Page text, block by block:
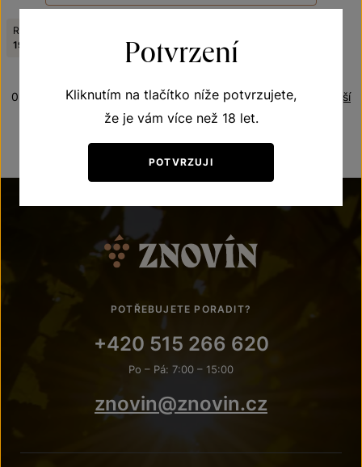
Ročník:
1998
Nejnovější
Řazení:
0 produktů
POTŘEBUJETE PORADIT?
+420 515 266 620
Po – Pá: 7:00 – 15:00
znovin@znovin.cz
Potvrzení
Kliknutím na tlačítko níže potvrzujete,
že je vám více než 18 let.
POTVRZUJI